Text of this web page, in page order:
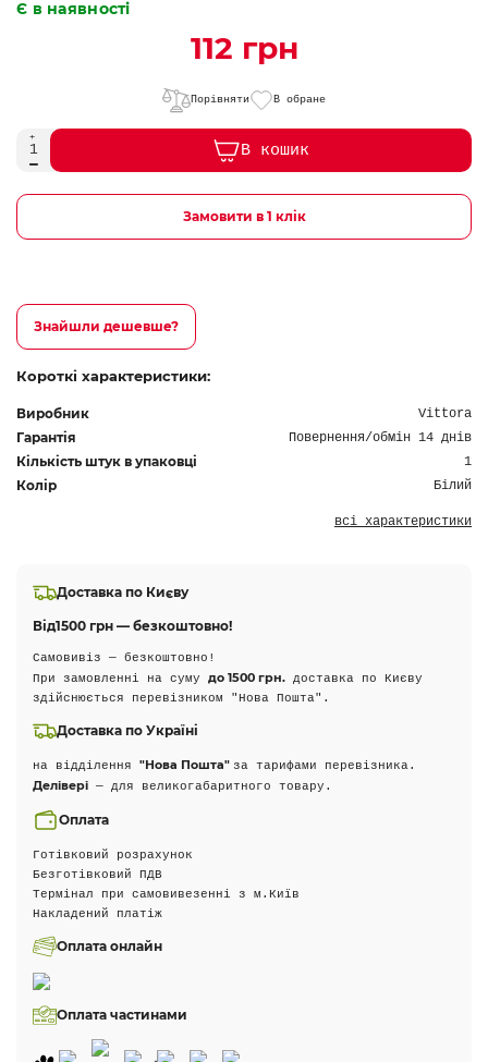
Є в наявності
112 грн
Порівняти В обране
В кошик
Замовити в 1 клік
Знайшли дешевше?
Короткі характеристики:
Виробник Vittora
Гарантія Повернення/обмін 14 днів
Кількість штук в упаковці 1
Колір Білий
всі характеристики
Доставка по Києву
Від1500 грн — безкоштовно!
Самовивіз — безкоштовно!
При замовленні на суму до 1500 грн. доставка по Києву
здійснюється перевізником "Нова Пошта".
Доставка по Україні
на відділення "Нова Пошта" за тарифами перевізника.
Делівері — для великогабаритного товару.
Оплата
Готівковий розрахунок
Безготівковий ПДВ
Термінал при самовивезенні з м.Київ
Накладений платіж
Оплата онлайн
Оплата частинами